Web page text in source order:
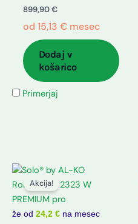
899,90€
od 15,13 €mesec
Dodaj v
košarico
Primerjaj
že od 24,2 € na mesec
Akcija!
Izvirna
je
bila:
1.499,90